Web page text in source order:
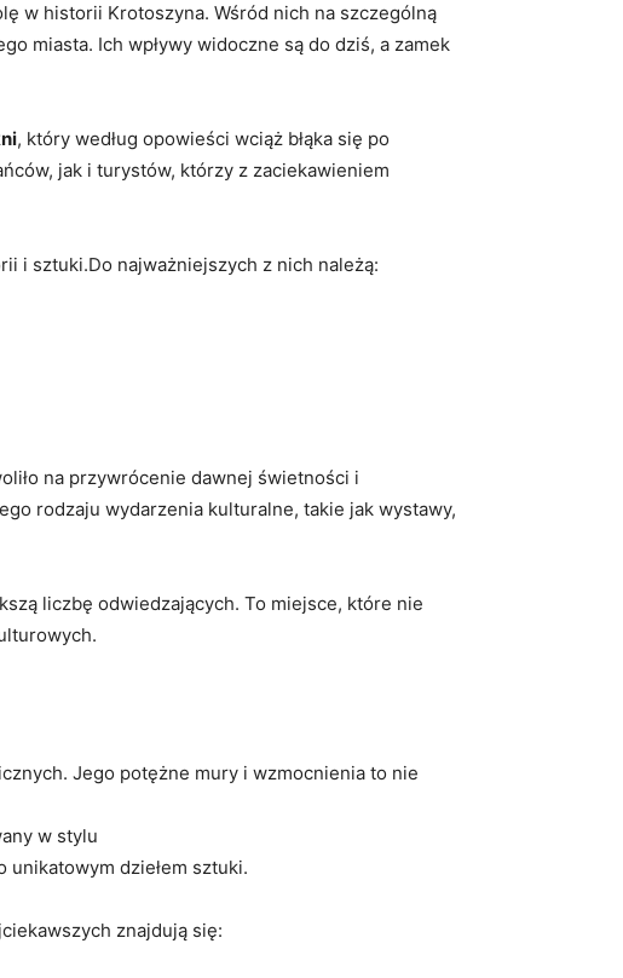
w historii Krotoszyna. Wśród nich na szczególną
miasta. Ich wpływy widoczne są do dziś, a zamek
, który według opowieści wciąż błąka się po
jak i turystów, którzy z zaciekawieniem
i sztuki.Do najważniejszych z nich należą:
na przywrócenie dawnej świetności i
rodzaju wydarzenia kulturalne, takie jak wystawy,
liczbę odwiedzających. To miejsce, które nie
Jego potężne mury i wzmocnienia to nie
w stylu
unikatowym dziełem sztuki.
znajdują się: